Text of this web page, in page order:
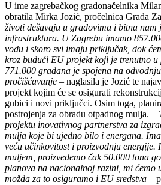
U ime zagrebačkog gradonačelnika
obratila Mirka Jozić, pročelnica Grada
životi dešavaju u gradovima i bitna nam
infrastruktura. U Zagrebu imamo
vodu i skoro svi imaju priključak, dok
kroz budući EU projekt koji je trenutno u
771.000 građana je spojena na
pročišćavanje – naglasila je Jozić te
projekt kojim će se osigurati
gubici i novi priključci. Osim toga,
postrojenja za obradu otpadnog mulja. –
projektu inovativnog partnerstva za
mulja koje bi ujedno bilo i energana.
veću učinkovitost i proizvodnju energije.
muljem, proizvedemo čak 50.000 tona
planova na nacionalnoj razini, mi ćemo
možda za to osiguramo i EU sredstva –